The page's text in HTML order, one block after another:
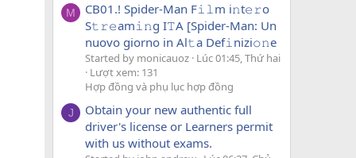
M
CB01.! Spider-Man F𝚒𝚕m i𝚗t𝚎𝚛o
S𝚝𝚛𝚎am𝚒𝚗g I𝚃A [Spider-Man: Un
nuovo giorno in Al𝚝a Def𝚒nizi𝚘𝚗e
Started by monicauoz Lúc 01:45, Thứ hai
Lượt xem: 131
Hợp đồng và phụ lục hợp đồng
J
Obtain your new authentic full
driver's license or Learners permit
with us without exams.